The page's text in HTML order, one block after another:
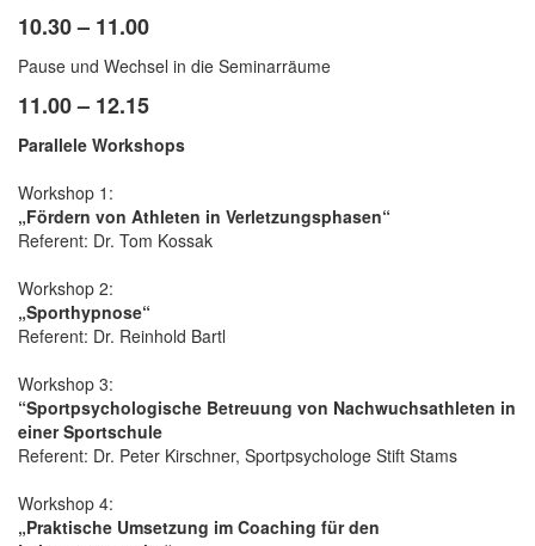
10.30 – 11.00
Pause und Wechsel in die Seminarräume
11.00 – 12.15
Parallele Workshops
Workshop 1:
„Fördern von Athleten in Verletzungsphasen“
Referent: Dr. Tom Kossak
Workshop 2:
„Sporthypnose“
Referent: Dr. Reinhold Bartl
Workshop 3:
“Sportpsychologische Betreuung von Nachwuchsathleten in
einer Sportschule
Referent: Dr. Peter Kirschner, Sportpsychologe Stift Stams
Workshop 4:
„Praktische Umsetzung im Coaching für den